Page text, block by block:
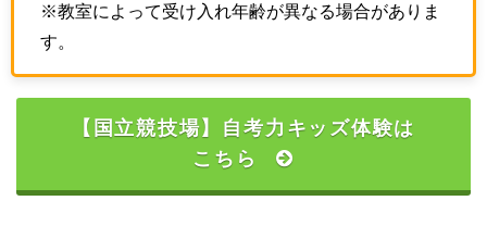
※教室によって受け入れ年齢が異なる場合がありま
す。
【国立競技場】自考力キッズ体験は
こちら